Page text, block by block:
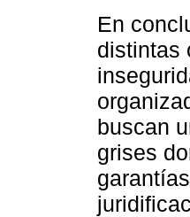
En
distintas
buscan
grises
garantías